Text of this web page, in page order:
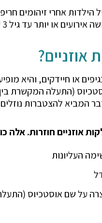
או חיידקים, והיא
(התעלה המקשרת בין
המביא להצטברות
אוזניים חוזרות. אלה
העליונות
על שם אוסטכיוס